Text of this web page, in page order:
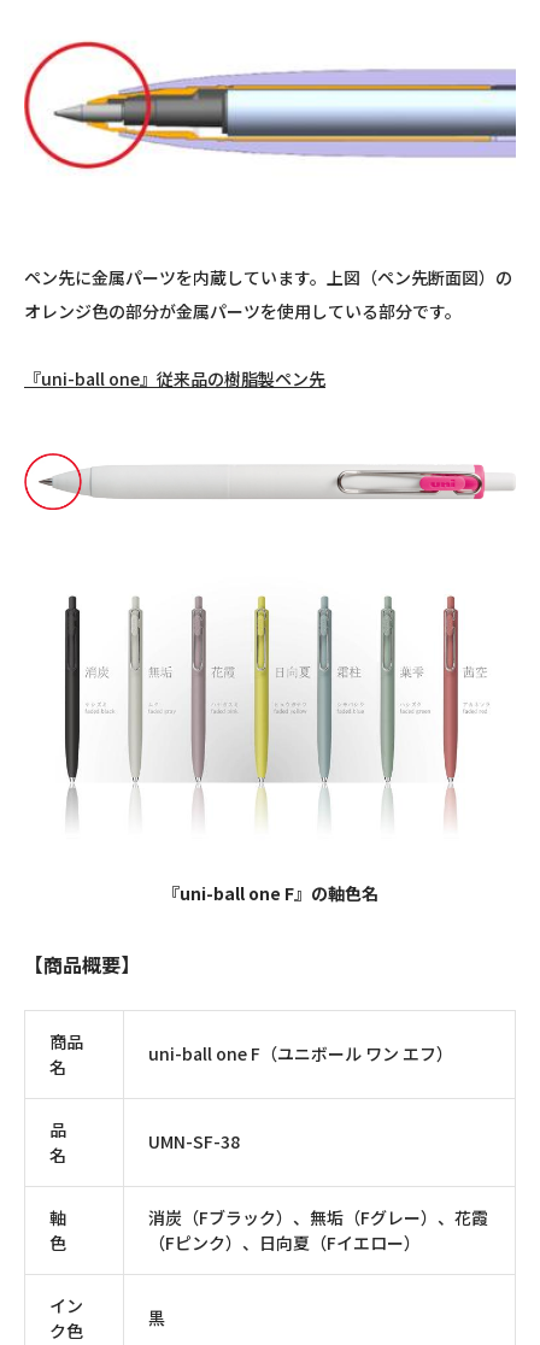
ペン先に金属パーツを内蔵しています。上図（ペン先断面図）の
オレンジ色の部分が金属パーツを使用している部分です。
『uni-ball one』従来品の樹脂製ペン先
『uni-ball one F』の軸色名
【商品概要】
商品
名
uni-ball one F（ユニボール ワン エフ）
品
名
UMN-SF-38
軸
色
消炭（Fブラック）、無垢（Fグレー）、花霞
（Fピンク）、日向夏（Fイエロー）
イン
ク色
黒